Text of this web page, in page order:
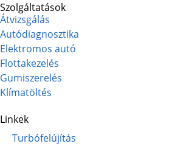
Szolgáltatások
Átvizsgálás
Autódiagnosztika
Elektromos autó
Flottakezelés
Gumiszerelés
Klímatöltés
Linkek
Turbófelújítás